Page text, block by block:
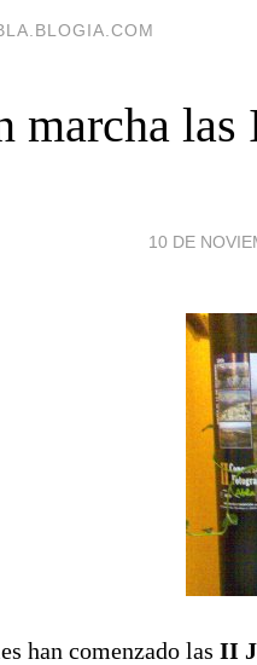
marcha
10 DE
han comenzado las II